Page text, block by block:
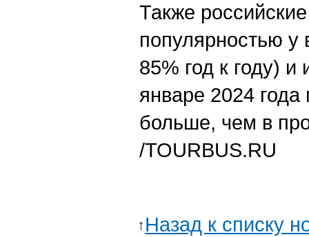
Также
популярностью у
85% год к году)
январе 2024
больше, чем в
/TOURBUS.RU
Назад к списку